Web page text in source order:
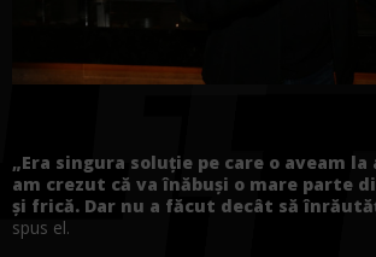
„Era singura soluție pe care o aveam la
am crezut că va înăbuși o mare parte
și frică. Dar nu a făcut decât să
spus el.